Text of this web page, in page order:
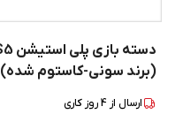
(برند سونی-کاستوم شده)
ارسال از 4روز کاری